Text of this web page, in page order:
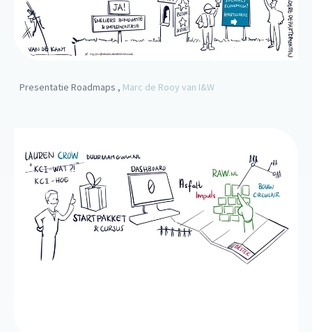
Presentatie Roadmaps , Marc de Rooy van I&W